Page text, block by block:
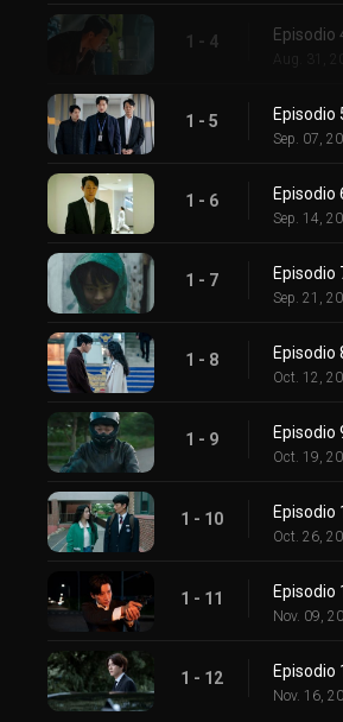
1 - 4 Episodio
Aug. 31,
1 - 5 Episodio
Sep. 07,
1 - 6 Episodio
Sep. 14,
1 - 7 Episodio
Sep. 21,
1 - 8 Episodio
Oct. 12,
1 - 9 Episodio
Oct. 19,
1 - 10 Episodio
Oct. 26,
1 - 11 Episodio
Nov. 09,
1 - 12 Episodio
Nov. 16,